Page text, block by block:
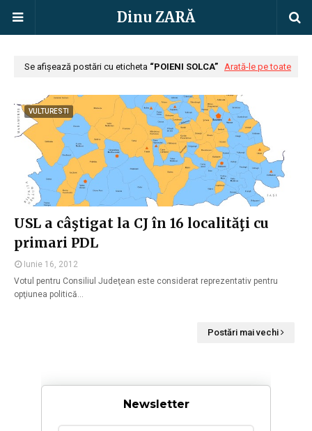
Dinu ZARĂ
Se afișează postări cu eticheta POIENI SOLCA Arată-le pe toate
VULTURESTI
USL a câştigat la CJ în 16 localităţi cu
primari PDL
Iunie 16, 2012
Votul pentru Consiliul Judeţean este considerat reprezentativ pentru
opţiunea politică…
Postări mai vechi
Newsletter